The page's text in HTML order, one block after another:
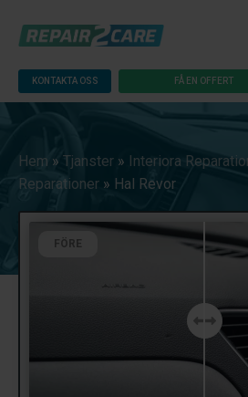
KONTAKTA OSS FÅ EN OFFERT
Hem » Tjanster » Interiora
Reparationer » Hal Revor
FÖRE